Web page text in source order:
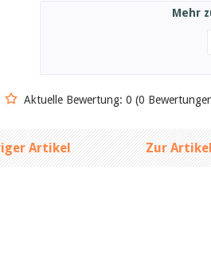
Mehr
Aktuelle Bewertung: 0 (0
Artikel Zur